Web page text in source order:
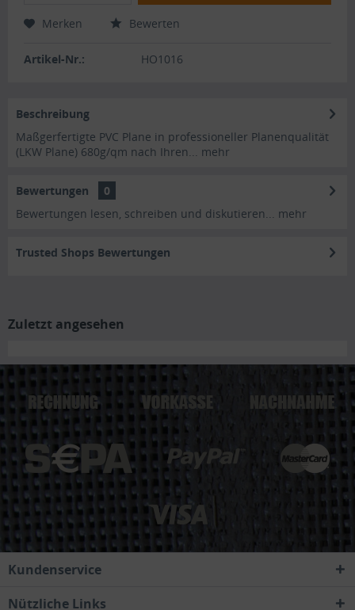
Merken Bewerten
Artikel-Nr.: HO1016
Beschreibung
Maßgerfertigte PVC Plane in professioneller Planenqualität
(LKW Plane) 680g/qm nach Ihren... mehr
Bewertungen
0
Bewertungen lesen, schreiben und diskutieren... mehr
Trusted Shops Bewertungen
Zuletzt angesehen
Kundenservice
Nützliche Links